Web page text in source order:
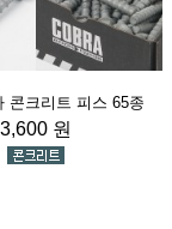
콘크리트 피스 65종
3,600 원